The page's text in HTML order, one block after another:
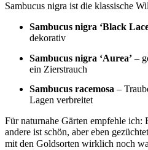
Sambucus nigra ist die klassische
Sambucus nigra ‘Black
dekorativ
Sambucus nigra ‘Aurea’ –
ein Zierstrauch
Sambucus racemosa –
Lagen verbreitet
Für naturnahe Gärten empfehle
andere ist schön, aber eben
mit den Goldsorten wirklich noch